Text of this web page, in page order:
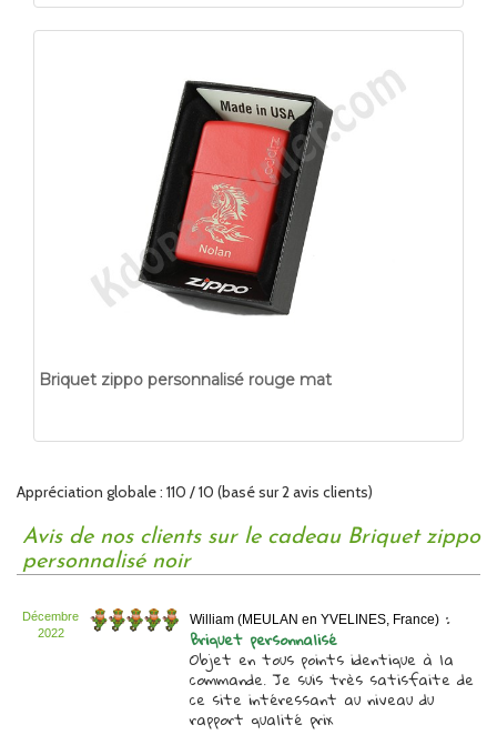
Briquet zippo personnalisé rouge mat
Appréciation globale : 110 /10 (basé sur2avis clients)
Avis de nos clients sur le cadeau Briquet zippo
personnalisé noir
Décembre
2022
William (MEULAN en YVELINES, France) :
Briquet personnalisé
Objet en tous points identique à la
commande. Je suis très satisfaite de
ce site intéressant au niveau du
rapport qualité prix